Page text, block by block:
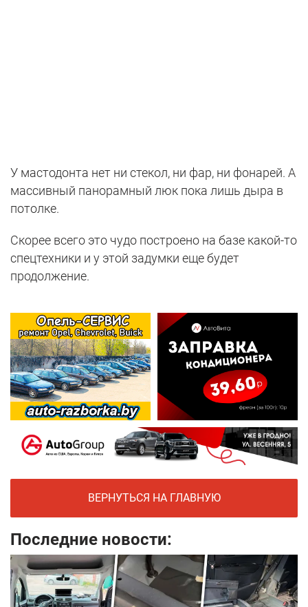
У мастодонта нет ни стекол, ни фар, ни фонарей. А
массивный панорамный люк пока лишь дыра в
потолке.
Скорее всего это чудо построено на базе какой-то
спецтехники и у этой задумки еще будет
продолжение.
ВЕРНУТЬСЯ НА ГЛАВНУЮ
Последние новости: